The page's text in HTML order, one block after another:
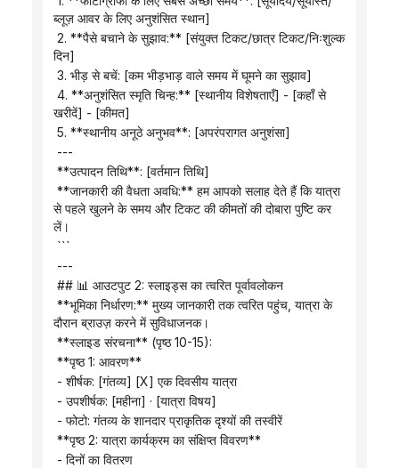
ब्लूज़ आवर के लिए अनुशंसित स्थान]
दिन]
3. भीड़ से बचें: [कम भीड़भाड़ वाले समय में घूमने का सुझाव]
खरीदें] - [कीमत]
5. **स्थानीय अनूठे अनुभव**: [अपरंपरागत अनुशंसा]
---
**उत्पादन तिथि**: [वर्तमान तिथि]
से पहले खुलने के समय और टिकट की कीमतों की दोबारा पुष्टि कर
लें।
```
---
## 📊 आउटपुट 2: स्लाइड्स का त्वरित पूर्वावलोकन
दौरान ब्राउज़ करने में सुविधाजनक।
**स्लाइड संरचना** (पृष्ठ 10-15):
**पृष्ठ 1: आवरण**
- शीर्षक: [गंतव्य] [X] एक दिवसीय यात्रा
- उपशीर्षक: [महीना] · [यात्रा विषय]
- फोटो: गंतव्य के शानदार प्राकृतिक दृश्यों की तस्वीरें
**पृष्ठ 2: यात्रा कार्यक्रम का संक्षिप्त विवरण**
- दिनों का वितरण